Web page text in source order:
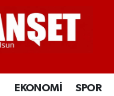
EKONOMİ SPOR